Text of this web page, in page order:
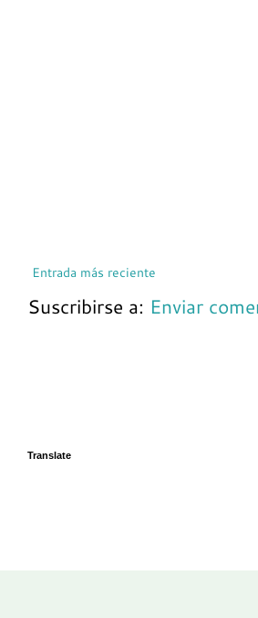
Entrada más reciente
Suscribirse a: Enviar
Translate